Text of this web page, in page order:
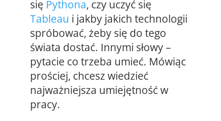
się Pythona, czy uczyć się
Tableau i jakby jakich technologii
spróbować, żeby się do tego
świata dostać. Innymi słowy –
pytacie co trzeba umieć. Mówiąc
prościej, chcesz wiedzieć
najważniejsza umiejętność w
pracy.